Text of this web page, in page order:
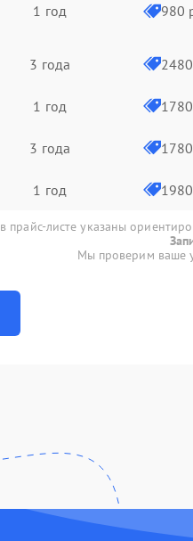
1 год 980
3 года
1 год
3 года
1 год
прайс-листе указаны
Мы проверим ваше